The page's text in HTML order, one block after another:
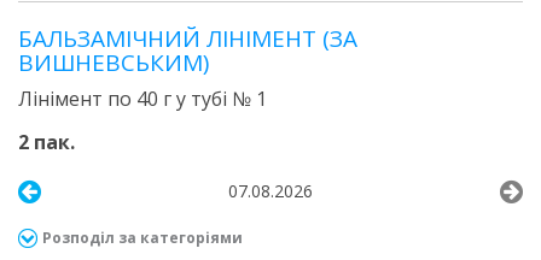
БАЛЬЗАМІЧНИЙ ЛІНІМЕНТ (ЗА
ВИШНЕВСЬКИМ)
Лінімент по 40 г у тубі № 1
2 пак.
07.08.2026
Розподіл за категоріями